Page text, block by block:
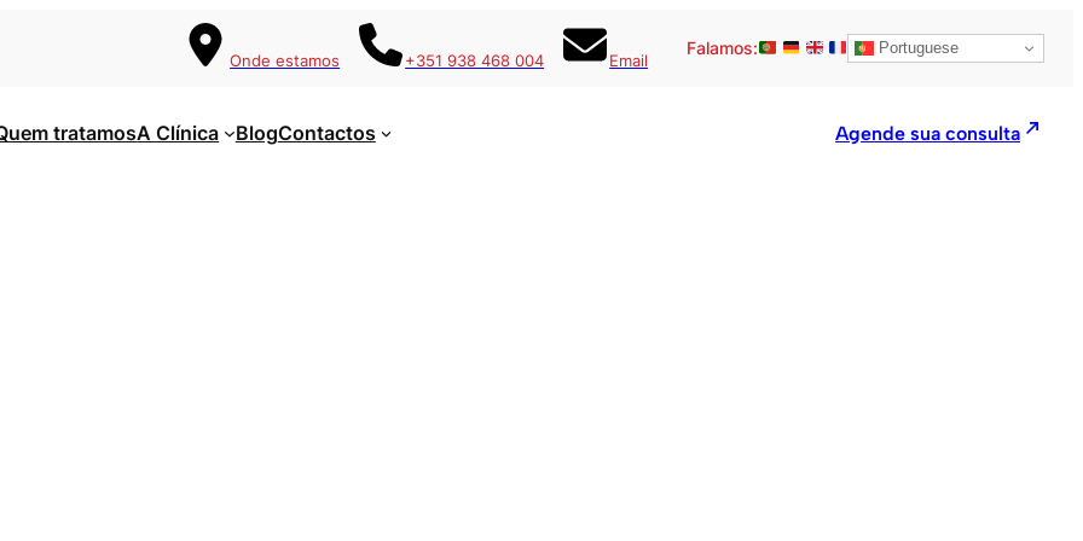
Onde estamos
+351 938 468 004 Email
Falamos: Portuguese
tratamosA Clínica BlogContactos Agende sua consulta